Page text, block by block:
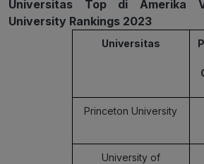
Universitas Top di Amerika
University Rankings 2023
Universitas
Princeton University
University of